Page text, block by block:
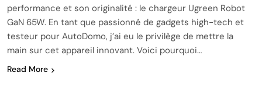
performance et son originalité : le chargeur Ugreen Robot
GaN 65W. En tant que passionné de gadgets high-tech et
testeur pour AutoDomo, j’ai eu le privilège de mettre la
main sur cet appareil innovant. Voici pourquoi…
Read More